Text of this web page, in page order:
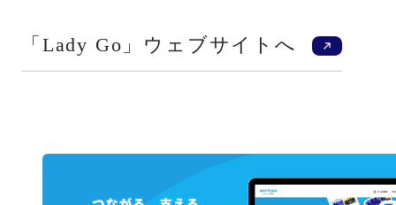
「Lady Go」ウェブサイトへ